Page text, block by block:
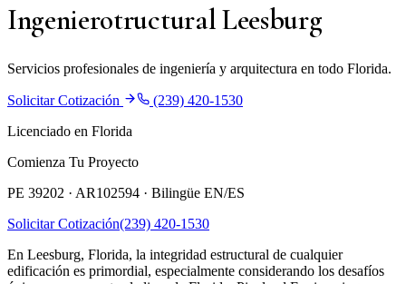
Ingenierotructural Leesburg
Servicios profesionales de ingeniería y arquitectura en todo Florida.
Solicitar Cotización
(239) 420-1530
Licenciado en Florida
Comienza Tu Proyecto
PE 39202 · AR102594 · Bilingüe EN/ES
Solicitar Cotización(239) 420-1530
En Leesburg, Florida, la integridad estructural de cualquier
edificación es primordial, especialmente considerando los desafíos